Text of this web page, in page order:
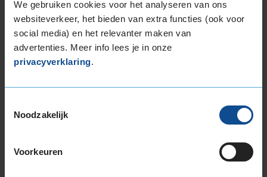
We gebruiken cookies voor het analyseren van ons
websiteverkeer, het bieden van extra functies (ook voor
social media) en het relevanter maken van
advertenties. Meer info lees je in onze
privacyverklaring.
Noodzakelijk
Voorkeuren
Wil je nog meer informatie over het
bandenlabel van deze band, klik dan
10,0